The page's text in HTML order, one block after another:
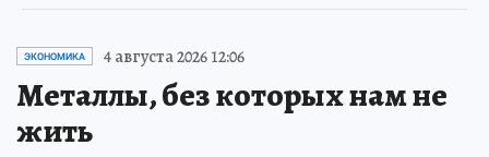
ЭКОНОМИКА 4 августа 2026 12:06
Металлы, без которых нам не
жить